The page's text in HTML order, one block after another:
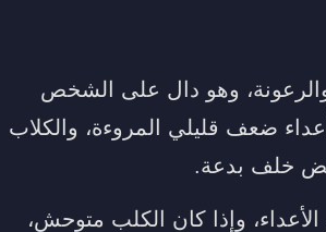
وهو دال على الشخص
ضعف قليلي المروءة، والكلاب
خلف بدعة.
وإذا كان الكلب متوحش،